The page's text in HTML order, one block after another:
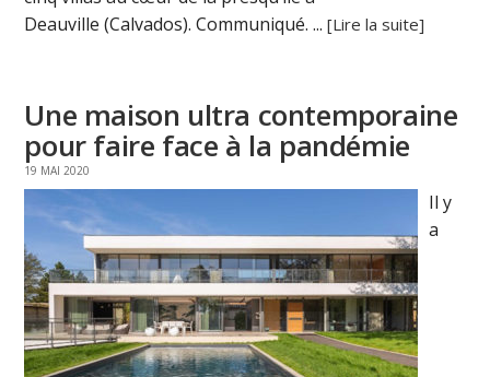
Deauville (Calvados). Communiqué. ...[Lire la suite]
Une maison ultra contemporaine
pour faire face à la pandémie
19 MAI 2020
Il y
a